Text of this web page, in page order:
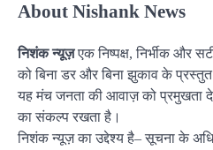
About Nishank News
निशंक न्यूज़एक निष्पक्ष, निर्भीक और
को बिना डर और बिना झुकाव के
यह मंच जनता की आवाज़ को प्रमुखता
का संकल्प रखता है।
निशंक न्यूज़ का उद्देश्य है– सूचना के